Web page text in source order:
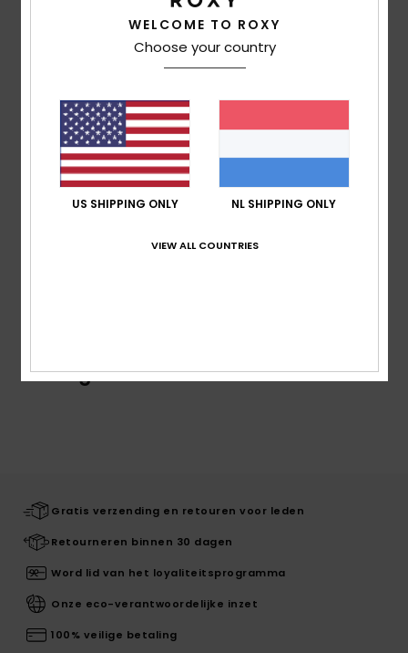
Schoenen
Fitness
Unisex Paars Strandlaken
Kleurcode
Kenmerken
Stof:Bedrukte katoenen badstof
Afmetingen:160 [h] x 90 [b] cm
Branding:Gezeefdrukt Roxy-logo
Onlangs bekeken
Gratis verzending en retouren voor leden
Retourneren binnen 30 dagen
Word lid van het loyaliteitsprogramma
Onze eco-verantwoordelijke inzet
100% veilige betaling
WELCOME TO ROXY
Choose your country
US SHIPPING ONLY NL SHIPPING ONLY
VIEW ALL COUNTRIES